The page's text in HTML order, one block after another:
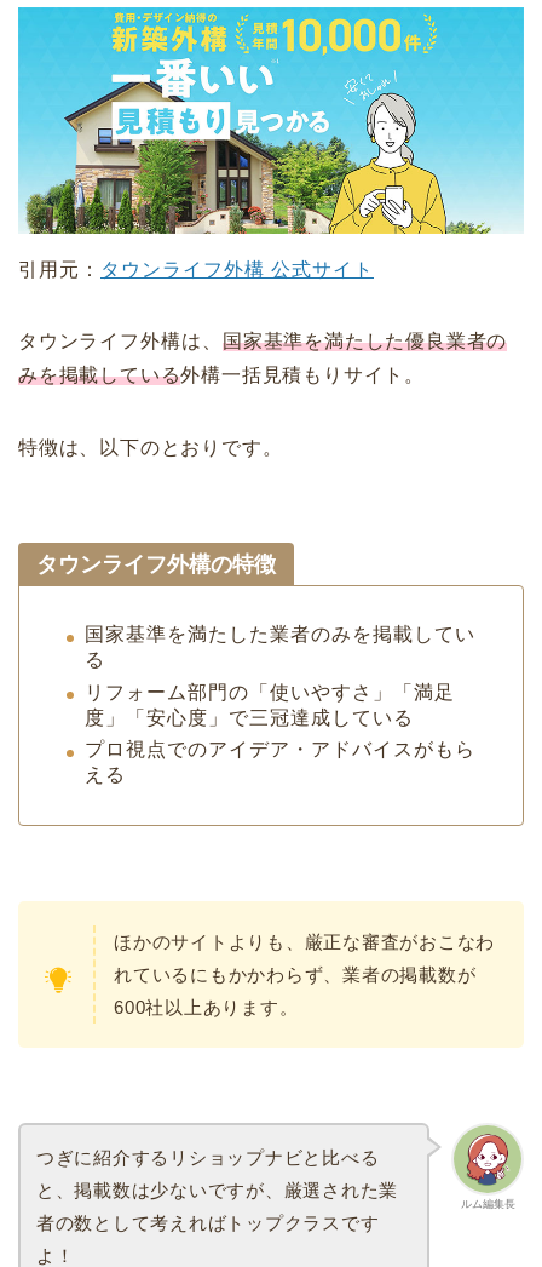
引用元： タウンライフ外構 公式サイト
タウンライフ外構は、国家基準を満たした優良業者の
みを掲載している外構一括見積もりサイト。
特徴は、以下のとおりです。
タウンライフ外構の特徴
国家基準を満たした業者のみを掲載してい
る
リフォーム部門の「使いやすさ」「満足
度」「安心度」で三冠達成している
プロ視点でのアイデア・アドバイスがもら
える
ほかのサイトよりも、厳正な審査がおこなわ
れているにもかかわらず、業者の掲載数が
600社以上あります。
ルム編集長
つぎに紹介するリショップナビと比べる
と、掲載数は少ないですが、厳選された業
者の数として考えればトップクラスです
よ！